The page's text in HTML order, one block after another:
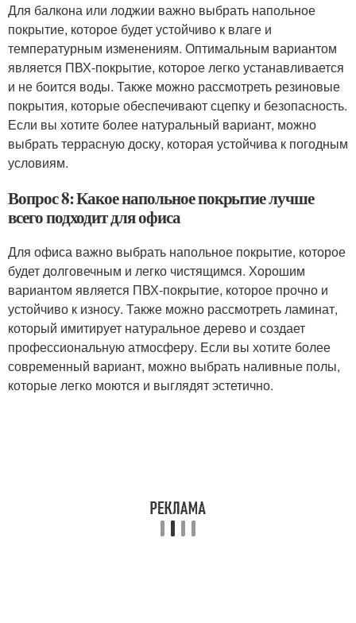
Для балкона или лоджии важно выбрать напольное
покрытие, которое будет устойчиво к влаге и
температурным изменениям. Оптимальным вариантом
является ПВХ-покрытие, которое легко устанавливается
и не боится воды. Также можно рассмотреть резиновые
покрытия, которые обеспечивают сцепку и безопасность.
Если вы хотите более натуральный вариант, можно
выбрать террасную доску, которая устойчива к погодным
условиям.
Вопрос 8: Какое напольное покрытие лучше
всего подходит для офиса
Для офиса важно выбрать напольное покрытие, которое
будет долговечным и легко чистящимся. Хорошим
вариантом является ПВХ-покрытие, которое прочно и
устойчиво к износу. Также можно рассмотреть ламинат,
который имитирует натуральное дерево и создает
профессиональную атмосферу. Если вы хотите более
современный вариант, можно выбрать наливные полы,
которые легко моются и выглядят эстетично.